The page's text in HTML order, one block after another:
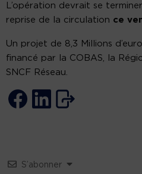
L’opération devrait se
reprise de la circulation ce
Un projet de 8,3 Millions
financé par la COBAS, la
SNCF Réseau.
S’abonner